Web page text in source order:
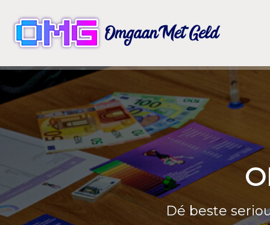
Dé beste